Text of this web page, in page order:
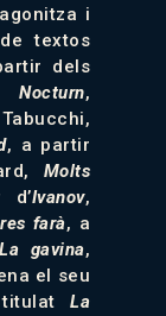
i
textos
dels
Nocturn,
, a partir
Molts
Ivanov,
farà, a
La gavina,
el seu
titulatLa